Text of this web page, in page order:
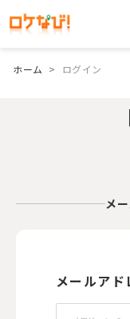
ホーム > ログイン
メ
メールアド